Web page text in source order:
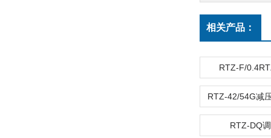
相关产品：
RTZ-F/
RTZ-DQ